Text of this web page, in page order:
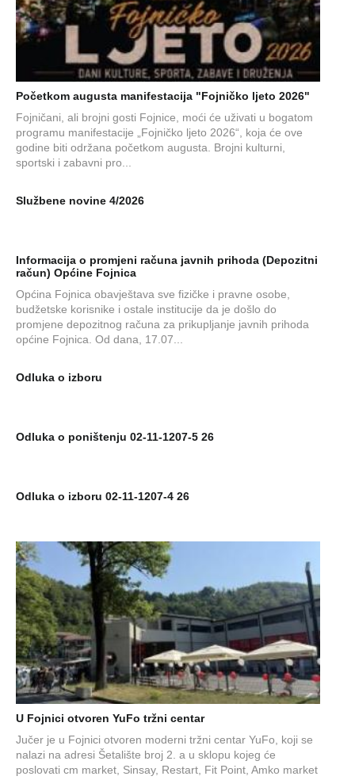
Početkom augusta manifestacija "Fojničko ljeto 2026"
Fojničani, ali brojni gosti Fojnice, moći će uživati u bogatom
programu manifestacije „Fojničko ljeto 2026“, koja će ove
godine biti održana početkom augusta. Brojni kulturni,
sportski i zabavni pro...
Službene novine 4/2026
Informacija o promjeni računa javnih prihoda (Depozitni
račun) Općine Fojnica
Općina Fojnica obavještava sve fizičke i pravne osobe,
budžetske korisnike i ostale institucije da je došlo do
promjene depozitnog računa za prikupljanje javnih prihoda
općine Fojnica. Od dana, 17.07...
Odluka o izboru
Odluka o poništenju 02-11-1207-5 26
Odluka o izboru 02-11-1207-4 26
U Fojnici otvoren YuFo tržni centar
Jučer je u Fojnici otvoren moderni tržni centar YuFo, koji se
nalazi na adresi Šetalište broj 2. a u sklopu kojeg će
poslovati cm market, Sinsay, Restart, Fit Point, Amko market